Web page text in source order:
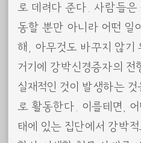
로 데려다 준다. 사람들은
동할 뿐만 아니라 어떤 일
해, 아무것도 바꾸지 않기
거기에 강박신경증자의
실재적인 것이 발생하는
로 활동한다. 이를테면,
태에 있는 집단에서 강박